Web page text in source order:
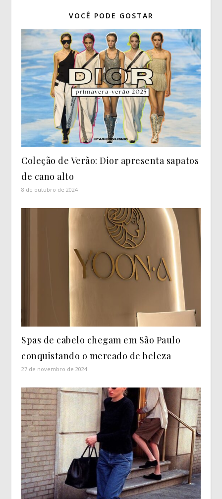
VOCÊ PODE GOSTAR
Coleção de Verão: Dior apresenta sapatos
de cano alto
8 de outubro de 2024
Spas de cabelo chegam em São Paulo
conquistando o mercado de beleza
27 de novembro de 2024